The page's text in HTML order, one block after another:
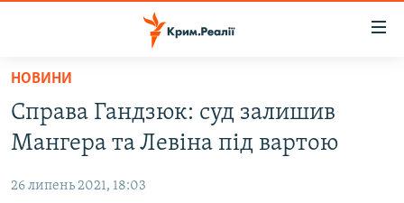
Перейти
основного
матеріалу
до
ВОДА.КРИМ
ВІДЕО ТА ФОТО
ПОЛІТИКА
НОВИНИ
Справа Гандзюк: суд залишив
Мангера та Левіна під вартою
26 липень 2021, 18:03